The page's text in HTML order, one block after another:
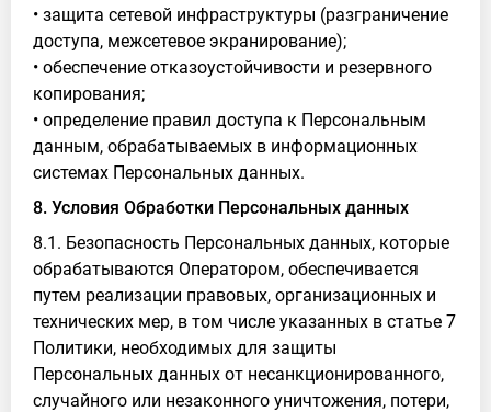
• защита сетевой инфраструктуры (разграничение
доступа, межсетевое экранирование);
• обеспечение отказоустойчивости и резервного
копирования;
• определение правил доступа к Персональным
данным, обрабатываемых в информационных
системах Персональных данных.
8. Условия Обработки Персональных данных
8.1. Безопасность Персональных данных, которые
обрабатываются Оператором, обеспечивается
путем реализации правовых, организационных и
технических мер, в том числе указанных в статье 7
Политики, необходимых для защиты
Персональных данных от несанкционированного,
случайного или незаконного уничтожения, потери,